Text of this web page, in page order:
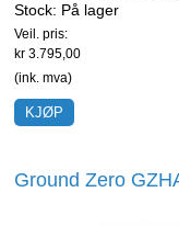
perfekt for å drive en
Stock: På lager
Veil. pris:
kr 3.795,00
(ink. mva)
Ground Zero